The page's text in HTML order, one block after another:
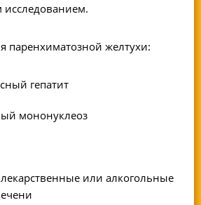
исследованием.
паренхиматозной желтухи:
гепатит
мононуклеоз
лекарственные или алкогольные